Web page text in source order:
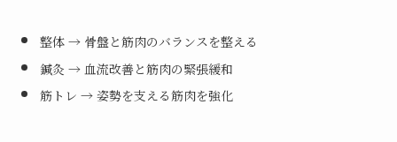
整体 → 骨盤と筋肉のバランスを整える
鍼灸 → 血流改善と筋肉の緊張緩和
筋トレ → 姿勢を支える筋肉を強化